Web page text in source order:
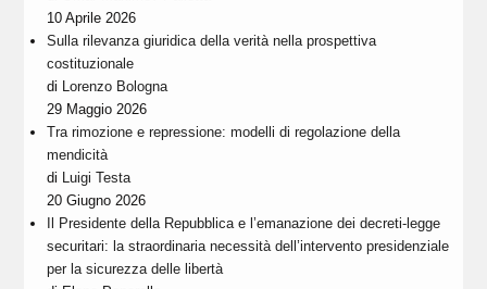
10 Aprile 2026
Sulla rilevanza giuridica della verità nella prospettiva
costituzionale
di
Lorenzo Bologna
29 Maggio 2026
Tra rimozione e repressione: modelli di regolazione della
mendicità
di
Luigi Testa
20 Giugno 2026
Il Presidente della Repubblica e l’emanazione dei decreti-legge
securitari: la straordinaria necessità dell’intervento presidenziale
per la sicurezza delle libertà